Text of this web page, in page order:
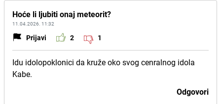
Hoće li ljubiti onaj meteorit?
11.04.2026. 11:32
Prijavi 2 1
Idu idolopoklonici da kruže oko svog cenralnog idola
Kabe.
Odgovori